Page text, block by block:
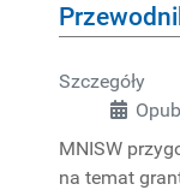
Szczegóły
MNISW
na temat